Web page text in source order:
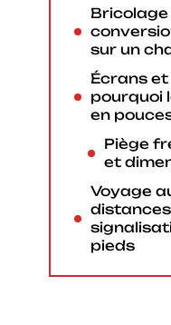
Bricolage
sur un
Écrans
pourquoi
en
Piège
et
Voyage
pieds